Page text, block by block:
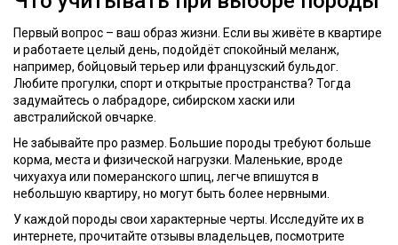
Первый вопрос – ваш образ жизни. Если вы живёте в квартире
и работаете целый день, подойдёт спокойный меланж,
например, бойцовый терьер или французский бульдог.
Любите прогулки, спорт и открытые пространства? Тогда
задумайтесь о лабрадоре, сибирском хаски или
австралийской овчарке.
Не забывайте про размер. Большие породы требуют больше
корма, места и физической нагрузки. Маленькие, вроде
чихуахуа или померанского шпиц, легче впишутся в
небольшую квартиру, но могут быть более нервными.
У каждой породы свои характерные черты. Исследуйте их в
интернете, прочитайте отзывы владельцев, посмотрите